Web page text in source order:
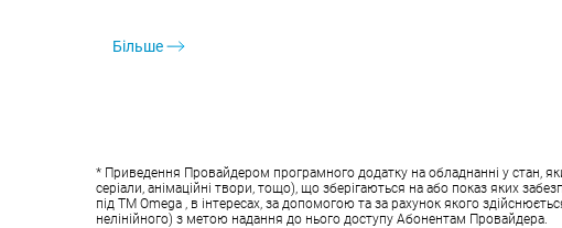
Більше
* Приведення Провайдером програмного додатку на обладнанні у стан,
серіали, анімаційні твори, тощо), що зберігаються на або показ яких
під ТМ Omega , в інтересах, за допомогою та за рахунок якого
нелінійного) з метою надання до нього доступу Абонентам Провайдера.